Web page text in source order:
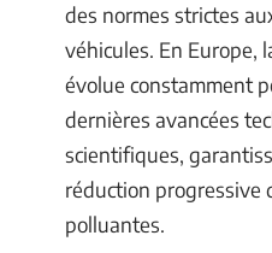
des normes strictes
véhicules. En Europe,
évolue constamment
dernières avancées
scientifiques,
réduction progressive
polluantes.